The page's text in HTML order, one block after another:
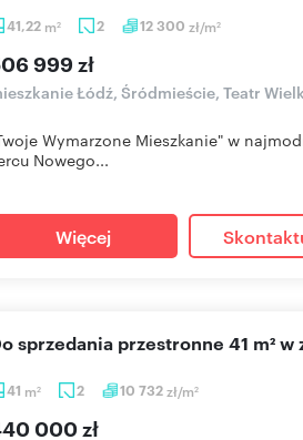
41,22 m2 2 12 300 zł/m2
999 zł
Łódź, Śródmieście, Teatr
Wymarzone Mieszkanie" w
Nowego...
Więcej
41 m2 2 10 732zł/m2
Do sprzedania przestronne 41 m²
000 zł